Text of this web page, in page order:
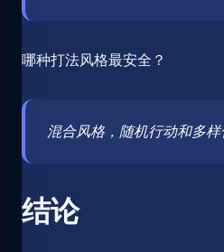
哪种打法风格最安全？
混合风格，随机行动和多样
结论